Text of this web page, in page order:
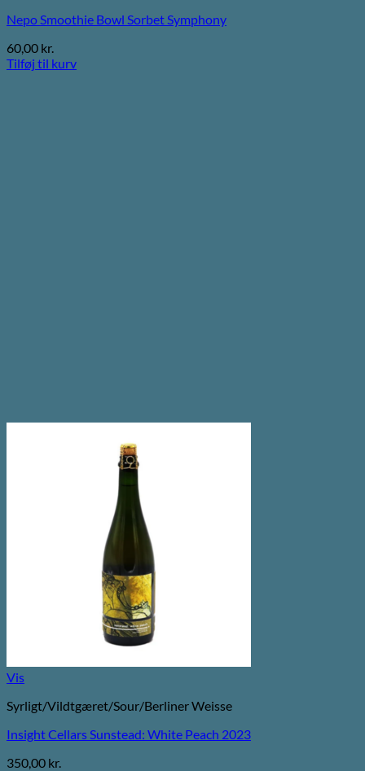
Nepo Smoothie Bowl Sorbet Symphony
60,00 kr.
Tilføj til kurv
Vis
Syrligt/Vildtgæret/Sour/Berliner Weisse
Insight Cellars Sunstead: White Peach 2023
350,00 kr.